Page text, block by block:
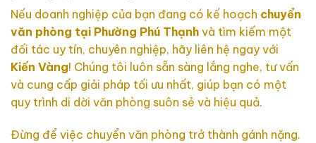
Nếu doanh nghiệp của bạn đang có kế hoạch chuyển
văn phòng tại Phường Phú Thạnh và tìm kiếm một
đối tác uy tín, chuyên nghiệp, hãy liên hệ ngay với
Kiến Vàng! Chúng tôi luôn sẵn sàng lắng nghe, tư vấn
và cung cấp giải pháp tối ưu nhất, giúp bạn có một
quy trình di dời văn phòng suôn sẻ và hiệu quả.
Đừng để việc chuyển văn phòng trở thành gánh nặng.